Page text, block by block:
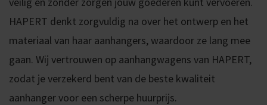
HAPERT denkt zorgvuldig na over het ontwerp en het
materiaal van haar aanhangers, waardoor ze lang mee
gaan. Wij vertrouwen op aanhangwagens van HAPERT,
zodat je verzekerd bent van de beste kwaliteit
aanhanger voor een scherpe huurprijs.